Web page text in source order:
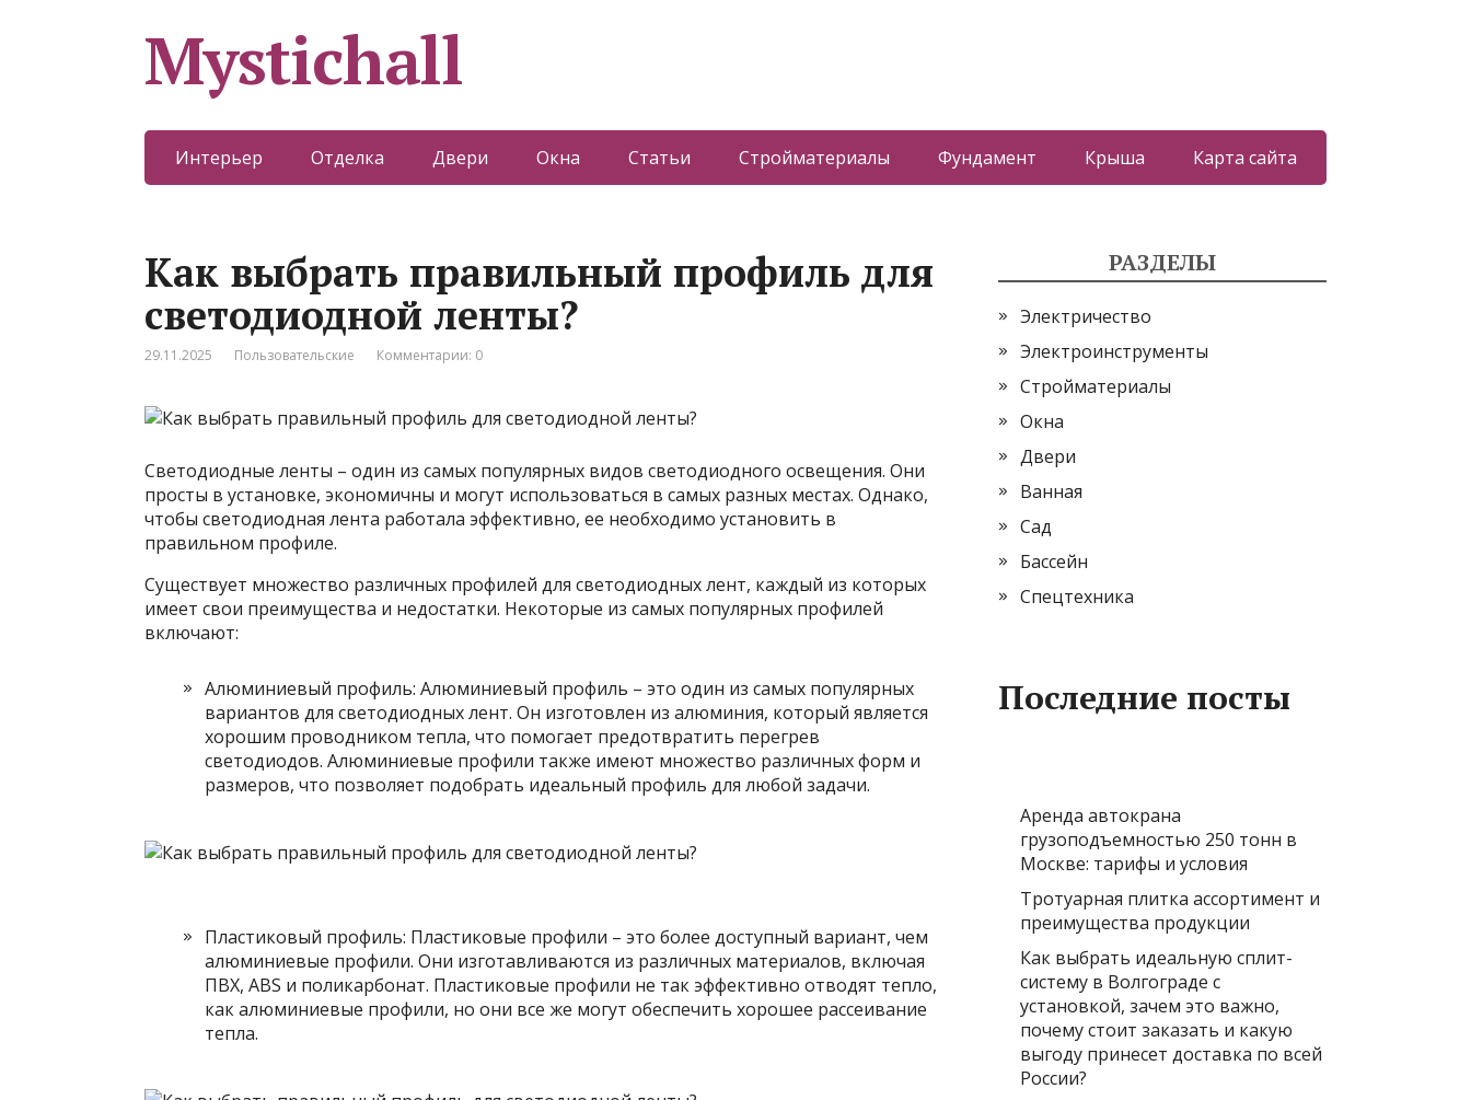
Mystichall
Интерьер Отделка Двери Окна Статьи Стройматериалы Фундамент Крыша Карта сайта
Как выбрать правильный профиль для
светодиодной ленты?
29.11.2025 Пользовательские Комментарии: 0
Светодиодные ленты – один из самых популярных видов светодиодного освещения. Они
просты в установке, экономичны и могут использоваться в самых разных местах. Однако,
чтобы светодиодная лента работала эффективно, ее необходимо установить в
правильном профиле.
Существует множество различных профилей для светодиодных лент, каждый из которых
имеет свои преимущества и недостатки. Некоторые из самых популярных профилей
включают:
Алюминиевый профиль: Алюминиевый профиль – это один из самых популярных
вариантов для светодиодных лент. Он изготовлен из алюминия, который является
хорошим проводником тепла, что помогает предотвратить перегрев
светодиодов. Алюминиевые профили также имеют множество различных форм и
размеров, что позволяет подобрать идеальный профиль для любой задачи.
Пластиковый профиль: Пластиковые профили – это более доступный вариант, чем
алюминиевые профили. Они изготавливаются из различных материалов, включая
ПВХ, ABS и поликарбонат. Пластиковые профили не так эффективно отводят тепло,
как алюминиевые профили, но они все же могут обеспечить хорошее рассеивание
тепла.
РАЗДЕЛЫ
Электричество
Электроинструменты
Стройматериалы
Окна
Двери
Ванная
Сад
Бассейн
Спецтехника
Последние посты
Аренда автокрана
грузоподъемностью 250 тонн в
Москве: тарифы и условия
Тротуарная плитка ассортимент и
преимущества продукции
Как выбрать идеальную сплит-
систему в Волгограде с
установкой, зачем это важно,
почему стоит заказать и какую
выгоду принесет доставка по всей
России?